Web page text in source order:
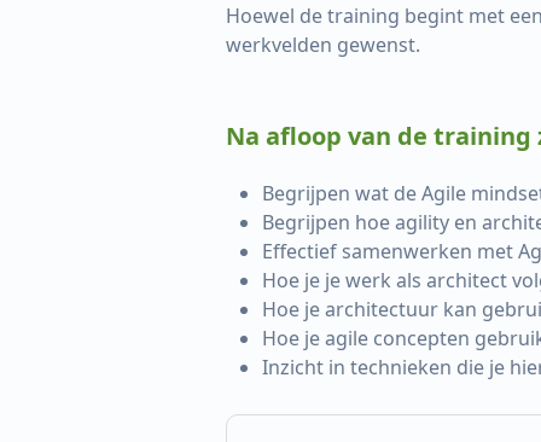
Hoewel de training begint met
werkvelden gewenst.
Na afloop van de training
Begrijpen wat de Agile
Begrijpen hoe agility en
Effectief samenwerken met
Hoe je je werk als architect
Hoe je architectuur kan
Hoe je agile concepten
Inzicht in technieken die je